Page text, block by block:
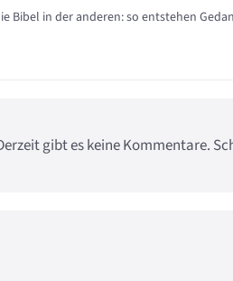
beenden
Bibel in der anderen: so entstehen
gibt es keine Kommentare.